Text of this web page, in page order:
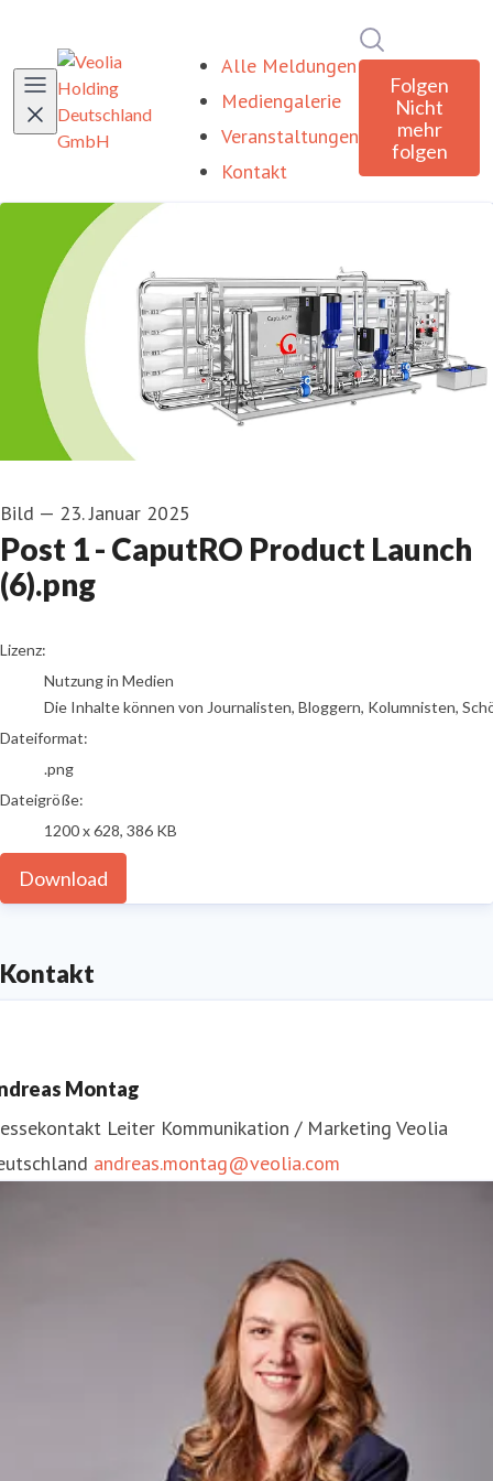
Alle Meldungen
Mediengalerie
Veranstaltungen
Kontakt
Folgen
Nicht
mehr
folgen
Bild — 23. Januar 2025
Post 1 - CaputRO Product Launch
(6).png
go to media item
Lizenz:
Nutzung in Medien
Die Inhalte können von Journalisten, Bloggern, Kolumnisten,
Dateiformat:
.png
Dateigröße:
1200 x 628, 386 KB
Download
Kontakt
Montag
Leiter Kommunikation / Marketing Veolia
andreas.montag@veolia.com